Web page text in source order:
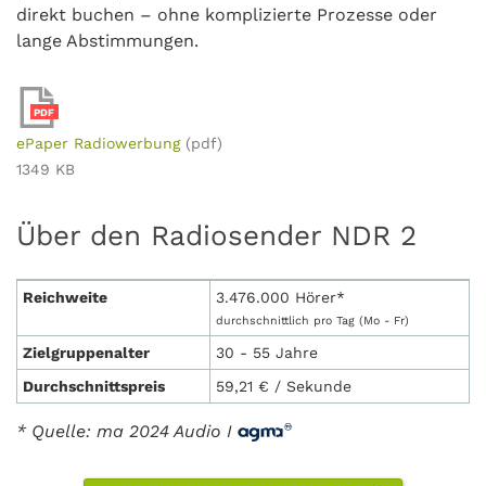
direkt buchen – ohne komplizierte Prozesse oder
lange Abstimmungen.
PDF
ePaper Radiowerbung (pdf)
1349 KB
Über den Radiosender NDR 2
Reichweite 3.476.000 Hörer*
durchschnittlich pro Tag (Mo - Fr)
Zielgruppenalter
30 - 55 Jahre
Durchschnittspreis
59,21 € / Sekunde
* Quelle: ma 2024 Audio I